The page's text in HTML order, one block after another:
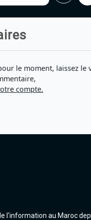
Agadir 99.7
Tanger 103.3
Meknès 97.2
Settat
Chefchaouen 106.4
Essaouira 96.6
Tiznit
le moment, laissez le
compte.
l'information au Maroc